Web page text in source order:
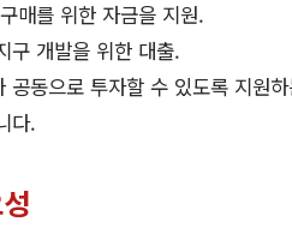
매를 위한 자금을 지원.
구 개발을 위한 대출.
공동으로 투자할 수 있도록 지원
다.